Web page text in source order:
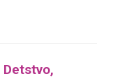
Detstvo,